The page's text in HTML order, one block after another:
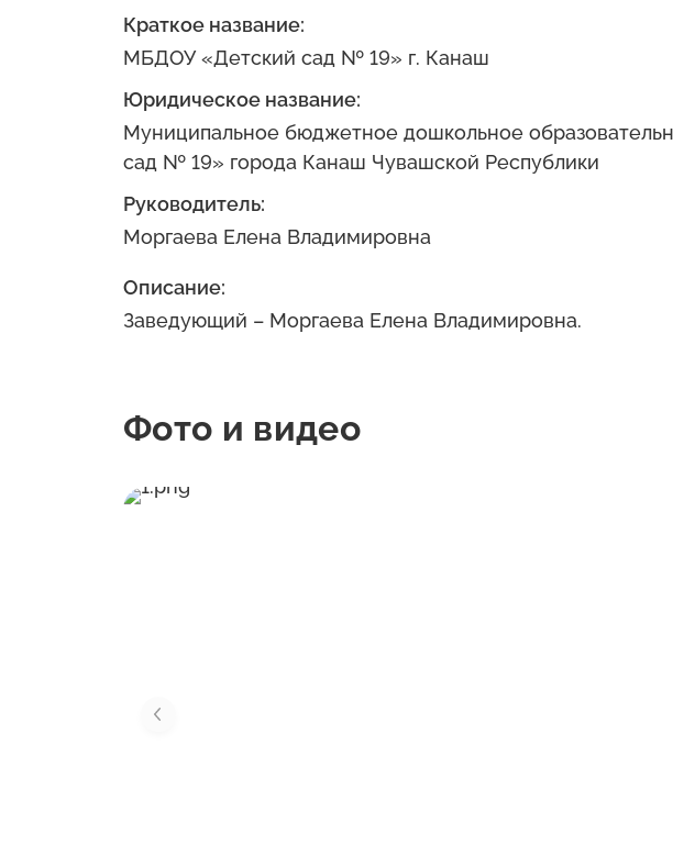
Краткое название:
МБДОУ «Детский сад № 19» г. Канаш
Юридическое название:
Муниципальное бюджетное дошкольное
сад № 19» города Канаш Чувашской Республики
Руководитель:
Моргаева Елена Владимировна
Описание:
Заведующий – Моргаева Елена Владимировна.
Фото и видео